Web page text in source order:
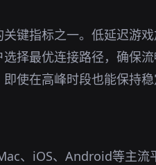
键指标之一。低延迟游
择最优连接路径，确保
使在高峰时段也能保持稳
、iOS、Android等主流